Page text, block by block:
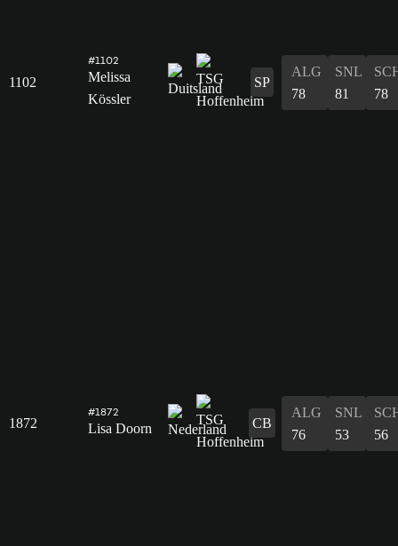
1102
#1102
Melissa
Kössler
SP
ALG
78
SNL
81
78
1872
#1872
Lisa Doorn CB
ALG
76
SNL
53
56